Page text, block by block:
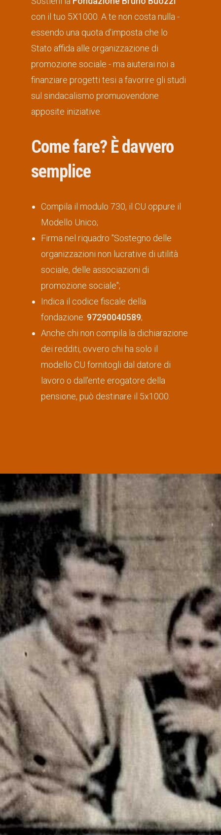
con il tuo 5X1000. A te non costa nulla -
essendo una quota d'imposta che lo
Stato affida alle organizzazione di
promozione sociale - ma aiuterai noi a
finanziare progetti tesi a favorire gli studi
sul sindacalismo promuovendone
apposite iniziative.
Come fare? È davvero
semplice
Compila il modulo 730, il CU oppure il
Modello Unico;
Firma nel riquadro "Sostegno delle
organizzazioni non lucrative di utilità
sociale, delle associazioni di
promozione sociale";
Indica il codice fiscale della
fondazione: 97290040589;
Anche chi non compila la dichiarazione
dei redditi, ovvero chi ha solo il
modello CU fornitogli dal datore di
lavoro o dall'ente erogatore della
pensione, può destinare il 5x1000.